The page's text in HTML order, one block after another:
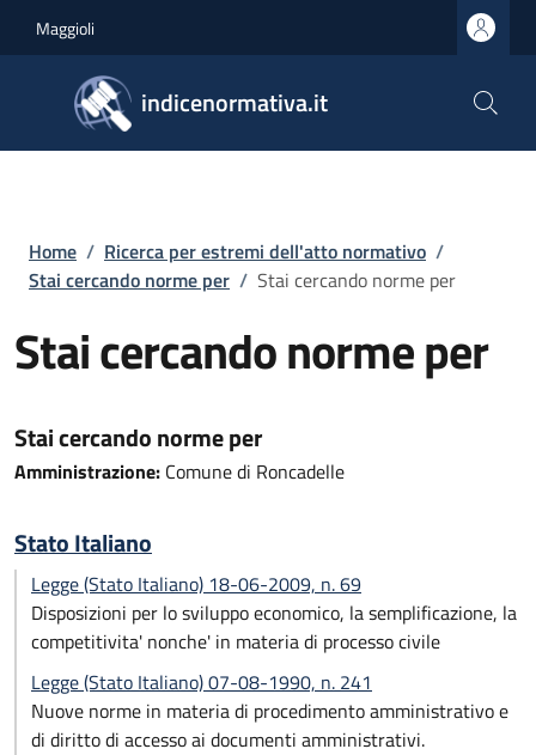
Maggioli
indicenormativa.it
Briciole di pane
Home / Ricerca per estremi dell'atto normativo /
Stai cercando norme per / Stai cercando norme per
Stai cercando norme per
Stai cercando norme per
Amministrazione: Comune di Roncadelle
Stato Italiano
Legge (Stato Italiano) 18-06-2009, n. 69
Disposizioni per lo sviluppo economico, la semplificazione, la
competitivita' nonche' in materia di processo civile
Legge (Stato Italiano) 07-08-1990, n. 241
Nuove norme in materia di procedimento amministrativo e
di diritto di accesso ai documenti amministrativi.